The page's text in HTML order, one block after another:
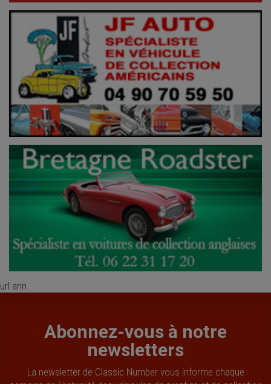
url ann.
Abonnez-vous à notre
newsletters
La newsletter de Classic Number vous informe chaque